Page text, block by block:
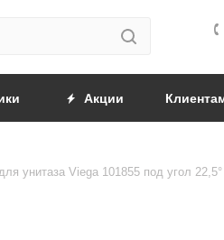
Акции
унитаза Viega 101855 под угол 22,5°